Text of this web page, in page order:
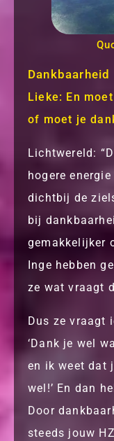
Dankbaarheid
Lieke: En
of moet je
Lichtwereld:
hogere
dichtbij de
bij
gemakkelijker
Inge hebben
ze wat vraagt
Dus ze vraagt
‘Dank je wel
en ik weet dat
wel!’ En dan
Door
steeds jouw